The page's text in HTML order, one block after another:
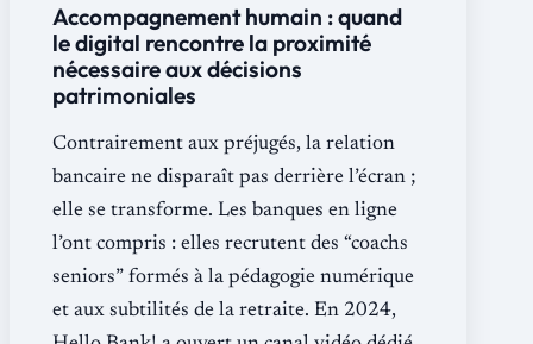
Accompagnement humain : quand
le digital rencontre la proximité
nécessaire aux décisions
patrimoniales
Contrairement aux préjugés, la relation
bancaire ne disparaît pas derrière l’écran ;
elle se transforme. Les banques en ligne
l’ont compris : elles recrutent des “coachs
seniors” formés à la pédagogie numérique
et aux subtilités de la retraite. En 2024,